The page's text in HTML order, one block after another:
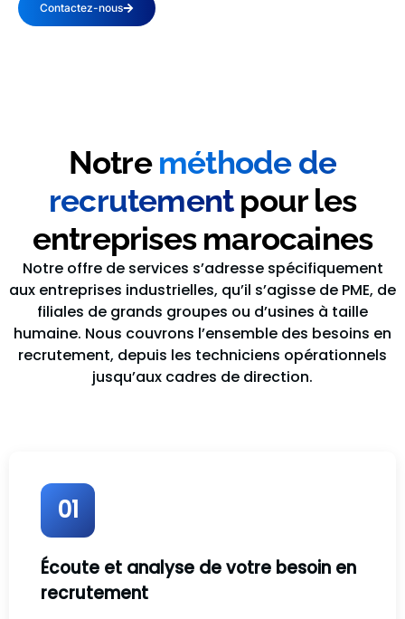
Contactez-nous
Notreméthode de
recrutementpour les
entreprises marocaines
Notre offre de services s’adresse spécifiquement
aux entreprises industrielles, qu’il s’agisse de PME, de
filiales de grands groupes ou d’usines à taille
humaine. Nous couvrons l’ensemble des besoins en
recrutement, depuis les techniciens opérationnels
jusqu’aux cadres de direction.
01
Écoute et analyse de votre besoin en
recrutement